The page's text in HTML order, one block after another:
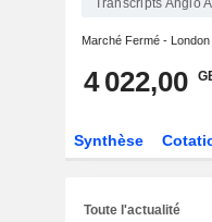
Transcripts Anglo
Marché Fermé - London
4 022,00
Synthèse
Toute l'actualité